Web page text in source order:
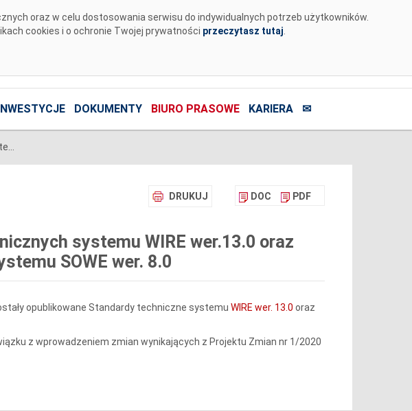
oraz w celu dostosowania serwisu do indywidualnych potrzeb użytkowników.
cookies i o ochronie Twojej prywatności przeczytasz tutaj
DOKUMENTY BIURO PRASOWE KARIERA ✉
Publikacja Standardów technicznych systemu WIRE wer.13.0 oraz Standardów technicznych systemu SOWE wer. 8.0
DRUKUJ DOC PDF
systemu WIRE wer.13.0 oraz
SOWE wer. 8.0
opublikowane Standardy techniczne systemu WIRE wer. 13.0 oraz
z wprowadzeniem zmian wynikających z Projektu Zmian nr 1/2020